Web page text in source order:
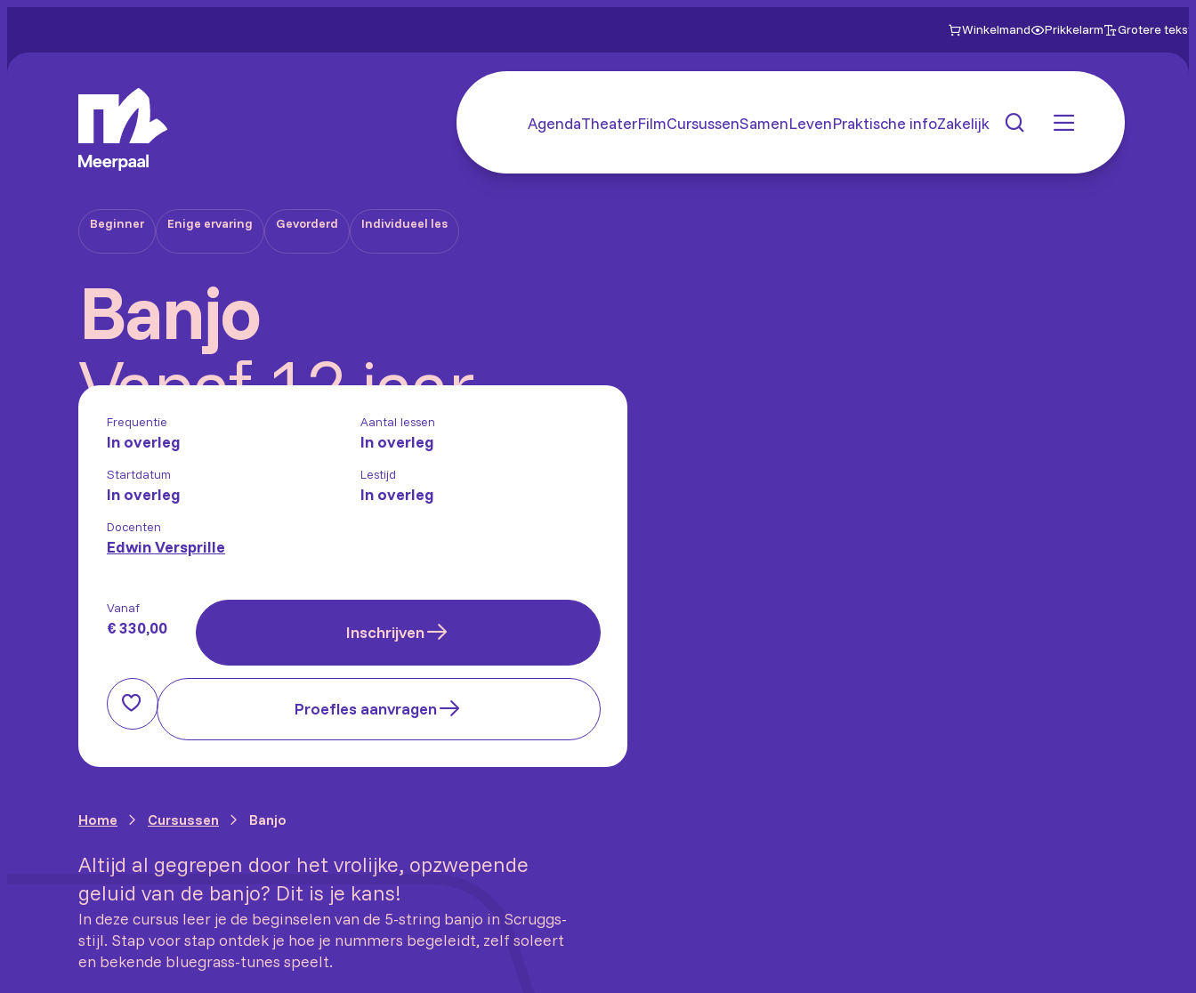
Winkelmand Prikkelarm Grotere tekst
AgendaTheaterFilmCursussenSamenLevenPraktische infoZakelijk
Beginner Enige ervaring Gevorderd Individueel les
Banjo
Vanaf 12 jaar
Frequentie
In overleg
Aantal lessen
In overleg
Startdatum
In overleg
Lestijd
In overleg
Docenten
Edwin Versprille
Vanaf
€ 330,00 Inschrijven
Proefles aanvragen
Home Cursussen Banjo
Altijd al gegrepen door het vrolijke, opzwepende
geluid van de banjo? Dit is je kans!
In deze cursus leer je de beginselen van de 5-string banjo in Scruggs-
stijl. Stap voor stap ontdek je hoe je nummers begeleidt, zelf soleert
en bekende bluegrass-tunes speelt.